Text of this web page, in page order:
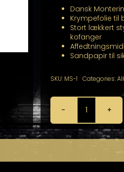
Dansk
Krympefolie til
Stort lækkert
kofanger
Sandpapir til
SKU: MS-1 Categories:
Magsign
Premium
-
antal